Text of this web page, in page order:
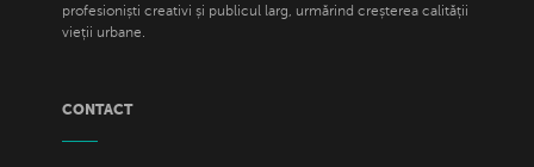
profesioniști creativi și publicul larg, urmărind creșterea calității
vieții urbane.
CONTACT